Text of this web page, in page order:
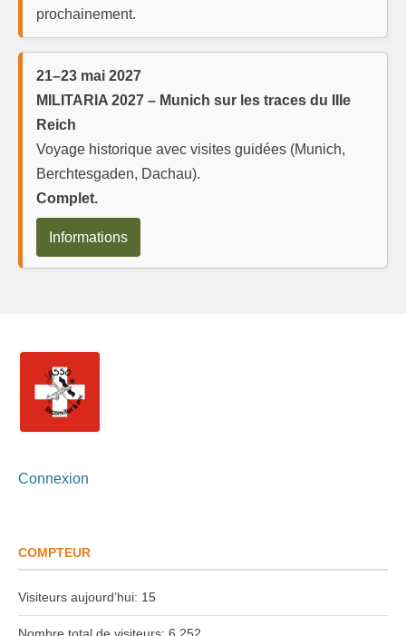
prochainement.
21–23 mai 2027
MILITARIA 2027 – Munich sur les traces du IIIe
Reich
Voyage historique avec visites guidées (Munich,
Berchtesgaden, Dachau).
Complet.
Informations
Connexion
COMPTEUR
Visiteurs aujourd’hui: 15